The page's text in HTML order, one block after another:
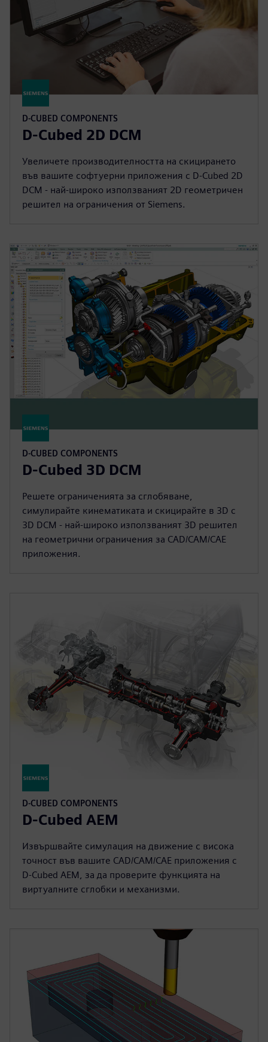
D-CUBED COMPONENTS
D-Cubed 2D DCM
Увеличете производителността на скицирането
във вашите софтуерни приложения с D-Cubed 2D
DCM - най-широко използваният 2D геометричен
решител на ограничения от Siemens.
D-CUBED COMPONENTS
D-Cubed 3D DCM
Решете ограниченията за сглобяване,
симулирайте кинематиката и скицирайте в 3D с
3D DCM - най-широко използваният 3D решител
на геометрични ограничения за CAD/CAM/CAE
приложения.
D-CUBED COMPONENTS
D-Cubed AEM
Извършвайте симулация на движение с висока
точност във вашите CAD/CAM/CAE приложения с
D-Cubed AEM, за да проверите функцията на
виртуалните сглобки и механизми.